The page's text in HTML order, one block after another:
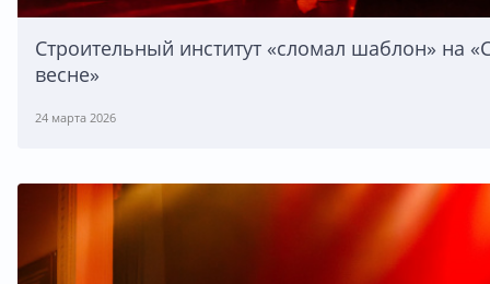
Строительный институт «сломал шаблон» на
весне»
24 марта 2026